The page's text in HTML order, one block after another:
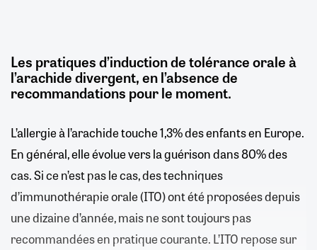
Les pratiques d’induction de tolérance orale à
l’arachide divergent, en l’absence de
recommandations pour le moment.
L’allergie à l’arachide touche 1,3% des enfants en Europe.
En général, elle évolue vers la guérison dans 80% des
cas. Si ce n’est pas le cas, des techniques
d’immunothérapie orale (ITO) ont été proposées depuis
une dizaine d’année, mais ne sont toujours pas
recommandées en pratique courante. L’ITO repose sur